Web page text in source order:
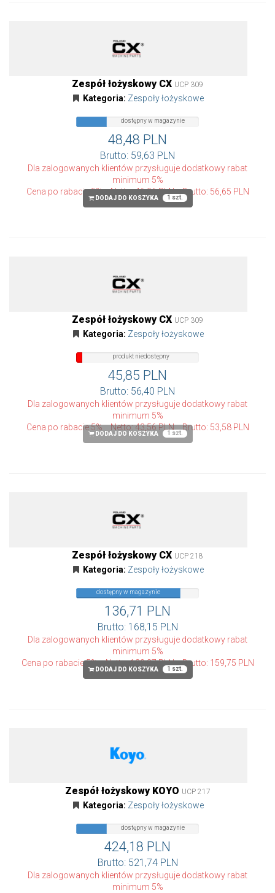
Zespół łożyskowy CX UCP 309
Kategoria: Zespoły łożyskowe
w
magazynie
dostępny w magazynie
48,48 PLN
Brutto: 59,63 PLN
Dla zalogowanych klientów przysługuje dodatkowy rabat
minimum 5%
Cena po rabacie 5%
Netto: 46,06 PLN Brutto: 56,65 PLN
DODAJ DO KOSZYKA 1 szt.
Zespół łożyskowy CX UCP 309
Kategoria: Zespoły łożyskowe
niedostępny
produkt niedostępny
45,85 PLN
Brutto: 56,40 PLN
Dla zalogowanych klientów przysługuje dodatkowy rabat
minimum 5%
Cena po rabacie 5%
Netto: 43,56 PLN Brutto: 53,58 PLN
DODAJ DO KOSZYKA 1 szt.
Zespół łożyskowy CX UCP 218
Kategoria: Zespoły łożyskowe
dostępny w magazynie
136,71 PLN
Brutto: 168,15 PLN
Dla zalogowanych klientów przysługuje dodatkowy rabat
minimum 5%
Cena po rabacie 5%
Netto: 129,87 PLN Brutto: 159,75 PLN
DODAJ DO KOSZYKA 1 szt.
Zespół łożyskowy KOYO UCP 217
Kategoria: Zespoły łożyskowe
w
magazynie
dostępny w magazynie
424,18 PLN
Brutto: 521,74 PLN
Dla zalogowanych klientów przysługuje dodatkowy rabat
minimum 5%